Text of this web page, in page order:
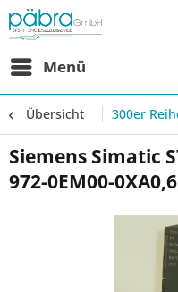
Menü
Übersicht 300er
Siemens Simatic
972-0EM00-